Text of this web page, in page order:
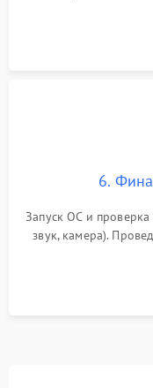
шлейфов, модулей
6.
Запуск ОС и
звук, камера).
для контроля